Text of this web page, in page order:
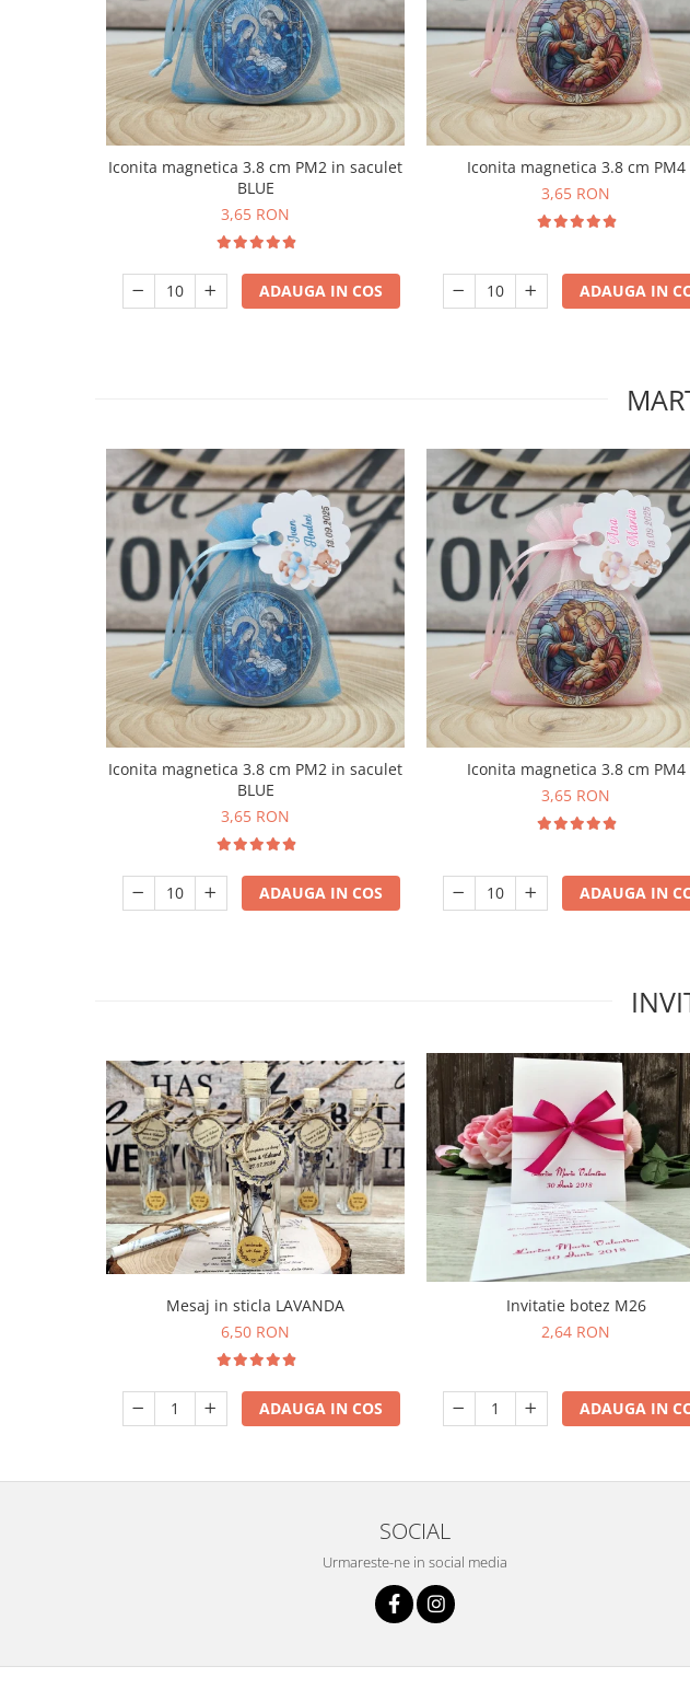
Iconita magnetica 3.8 cm PM2 in saculet
BLUE
3,65 RON
ADAUGA IN COS
Iconita magnetica 3.8 cm PM4
3,65 RON
ADAUGA IN
Iconita magnetica 3.8 cm PM2 in saculet
BLUE
3,65 RON
ADAUGA IN COS
Iconita magnetica 3.8 cm PM4
3,65 RON
ADAUGA IN
Mesaj in sticla LAVANDA
6,50 RON
ADAUGA IN COS
Invitatie botez M26
2,64 RON
ADAUGA IN
SOCIAL
Urmareste-ne in social media